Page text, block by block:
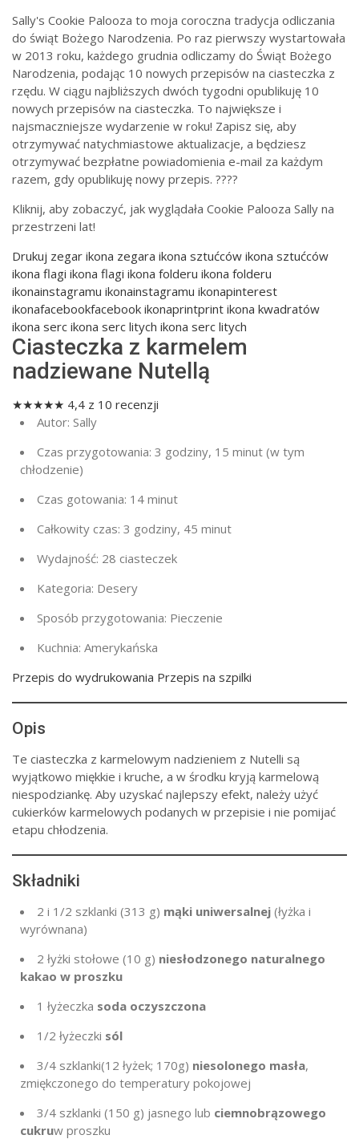
Sally's Cookie Palooza to moja coroczna tradycja odliczania
do świąt Bożego Narodzenia. Po raz pierwszy wystartowała
w 2013 roku, każdego grudnia odliczamy do Świąt Bożego
Narodzenia, podając 10 nowych przepisów na ciasteczka z
rzędu. W ciągu najbliższych dwóch tygodni opublikuję 10
nowych przepisów na ciasteczka. To największe i
najsmaczniejsze wydarzenie w roku! Zapisz się, aby
otrzymywać natychmiastowe aktualizacje, a będziesz
otrzymywać bezpłatne powiadomienia e-mail za każdym
razem, gdy opublikuję nowy przepis. ????
Kliknij, aby zobaczyć, jak wyglądała Cookie Palooza Sally na
przestrzeni lat!
Drukuj zegar ikona zegara ikona sztućców ikona sztućców
ikona flagi ikona flagi ikona folderu ikona folderu
ikonainstagramu ikonainstagramu ikonapinterest
ikonafacebookfacebook ikonaprintprint ikona kwadratów
ikona serc ikona serc litych ikona serc litych
Ciasteczka z karmelem
nadziewane Nutellą
★★★★★ 4,4 z 10 recenzji
Autor: Sally
Czas przygotowania: 3 godziny, 15 minut (w tym
chłodzenie)
Czas gotowania: 14 minut
Całkowity czas: 3 godziny, 45 minut
Wydajność: 28 ciasteczek
Kategoria: Desery
Sposób przygotowania: Pieczenie
Kuchnia: Amerykańska
Przepis do wydrukowania Przepis na szpilki
Opis
Te ciasteczka z karmelowym nadzieniem z Nutelli są
wyjątkowo miękkie i kruche, a w środku kryją karmelową
niespodziankę. Aby uzyskać najlepszy efekt, należy użyć
cukierków karmelowych podanych w przepisie i nie pomijać
etapu chłodzenia.
Składniki
2 i 1/2 szklanki (313 g) mąki uniwersalnej (łyżka i
wyrównana)
2 łyżki stołowe (10 g) niesłodzonego naturalnego
kakao w proszku
1 łyżeczka soda oczyszczona
1/2 łyżeczki sól
3/4 szklanki(12 łyżek; 170g) niesolonego masła,
zmiękczonego do temperatury pokojowej
3/4 szklanki (150 g) jasnego lub ciemnobrązowego
cukruw proszku